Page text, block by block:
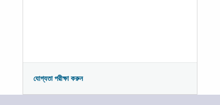
যোগ্যতা পরীক্ষা করুন